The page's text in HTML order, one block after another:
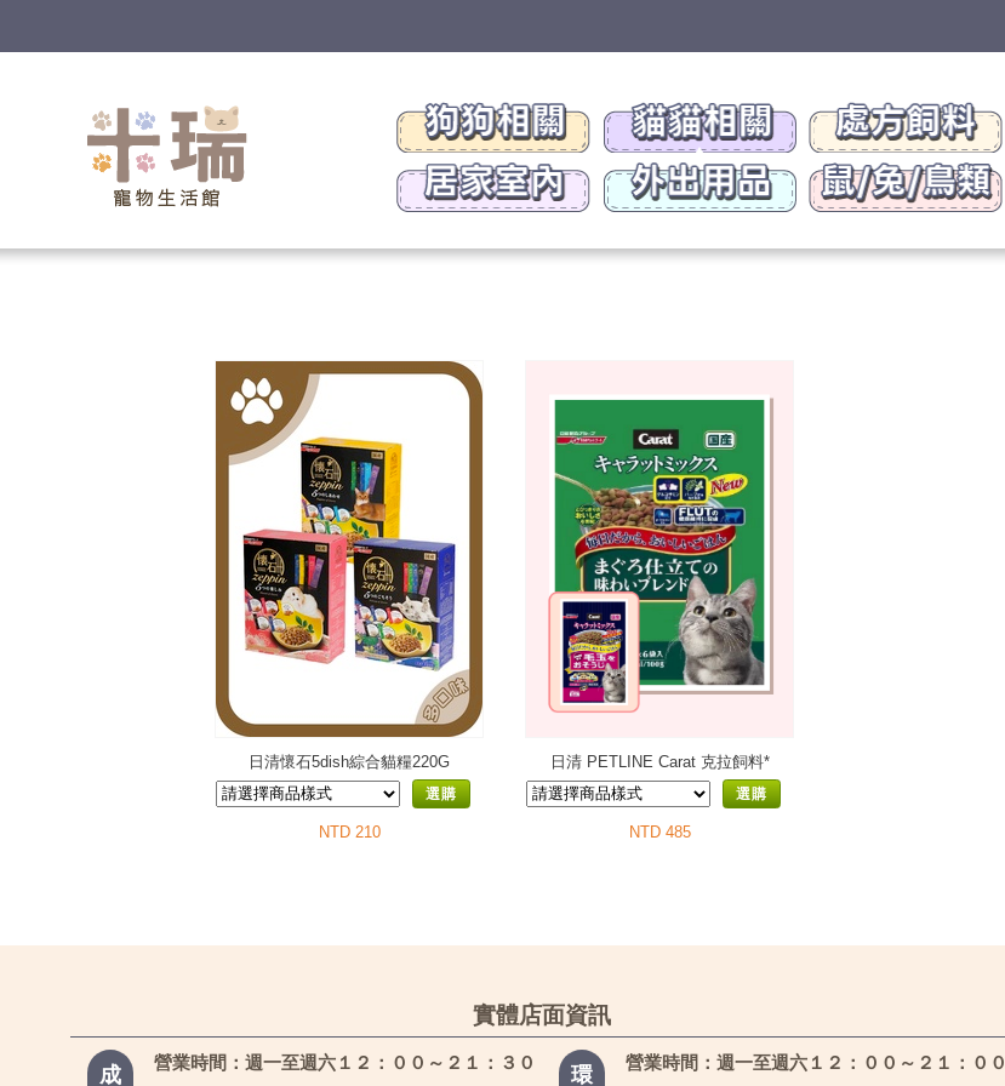
日清懷石5dish綜合貓糧220G
選購
NTD 210
日清 PETLINE Carat 克拉飼料*
選購
NTD 485
實體店面資訊
成
營業時間：週一至週六１２：００～２１：３０
環
營業時間：週一至週六１２：００～２１：００